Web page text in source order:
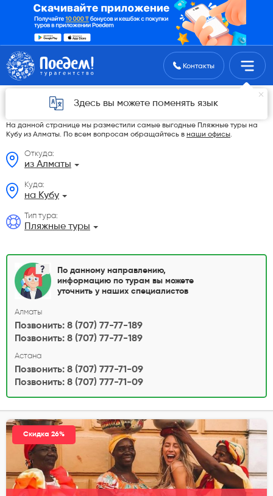
Поиск туровКонтакты
Здесь вы можете поменять язык
Пляжные туры на Кубу из Алматы в 2026
На данной странице мы разместили самые выгодные Пляжные туры на
Кубу из Алматы. По всем вопросам обращайтесь в наши офисы.
Откуда:
из Алматы
Куда:
на Кубу
Тип тура:
Пляжные туры
По данному направлению,
информацию по турам вы можете
уточнить у наших специалистов
Алматы
Позвонить: 8 (707) 77-77-189
Позвонить: 8 (707) 77-77-189
Астана
Позвонить: 8 (707) 777-71-09
Позвонить: 8 (707) 777-71-09
Скидка 26%